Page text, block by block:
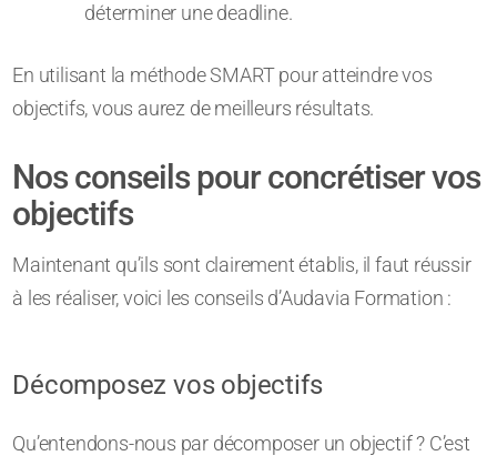
déterminer une deadline.
En utilisant la méthode SMART pour atteindre vos
objectifs, vous aurez de meilleurs résultats.
Nos conseils pour concrétiser vos
objectifs
Maintenant qu’ils sont clairement établis, il faut réussir
à les réaliser, voici les conseils d’Audavia Formation :
Décomposez vos objectifs
Qu’entendons-nous par décomposer un objectif ? C’est